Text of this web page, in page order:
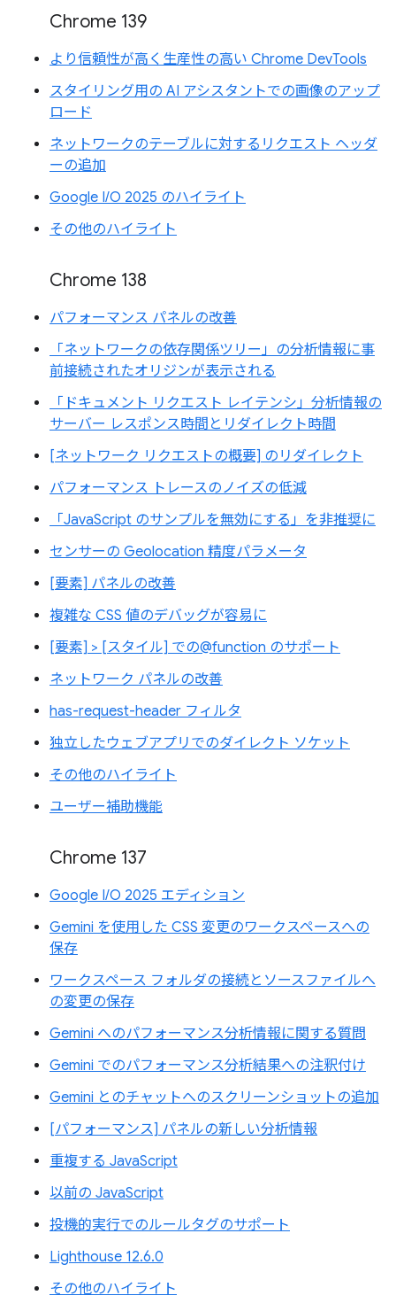
Chrome 139
より信頼性が高く生産性の高い Chrome DevTools
スタイリング用の AI アシスタントでの画像のアップ
ロード
ネットワークのテーブルに対するリクエスト ヘッダ
ーの追加
Google I/O 2025 のハイライト
その他のハイライト
Chrome 138
パフォーマンス パネルの改善
「ネットワークの依存関係ツリー」の分析情報に事
前接続されたオリジンが表示される
「ドキュメント リクエスト レイテンシ」分析情報の
サーバー レスポンス時間とリダイレクト時間
[ネットワーク リクエストの概要] のリダイレクト
パフォーマンス トレースのノイズの低減
「JavaScript のサンプルを無効にする」を非推奨に
センサーの Geolocation 精度パラメータ
[要素] パネルの改善
複雑な CSS 値のデバッグが容易に
[要素] > [スタイル] での@function のサポート
ネットワーク パネルの改善
has-request-header フィルタ
独立したウェブアプリでのダイレクト ソケット
その他のハイライト
ユーザー補助機能
Chrome 137
Google I/O 2025 エディション
Gemini を使用した CSS 変更のワークスペースへの
保存
ワークスペース フォルダの接続とソースファイルへ
の変更の保存
Gemini へのパフォーマンス分析情報に関する質問
Gemini でのパフォーマンス分析結果への注釈付け
Gemini とのチャットへのスクリーンショットの追加
[パフォーマンス] パネルの新しい分析情報
重複する JavaScript
以前の JavaScript
投機的実行でのルールタグのサポート
Lighthouse 12.6.0
その他のハイライト